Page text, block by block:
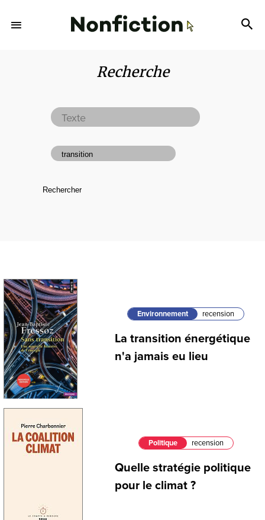
Recherche
Environnement recension
La transition énergétique
n'a jamais eu lieu
Politique recension
Quelle stratégie politique
pour le climat ?